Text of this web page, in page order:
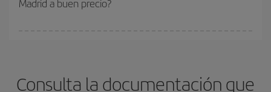
Madrid a buen precio?
avión más baratos te saldrán. Además, si buscas los vuelos con
las fechas y los horarios del viaje un poco abiertos, podráselegir
Consulta la documentación que